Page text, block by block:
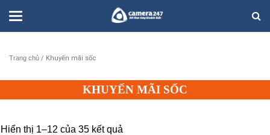
Trang chủ / Khuyến mãi sốc
KHUYẾN MÃI SỐC
Hiển thị 1–12 của 35 kết quả